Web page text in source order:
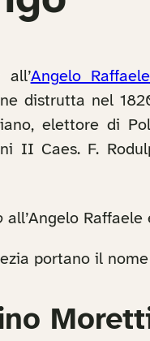
all’Angelo Raffaele
distrutta nel
elettore di
II Caes. F.
all’Angelo
portano il